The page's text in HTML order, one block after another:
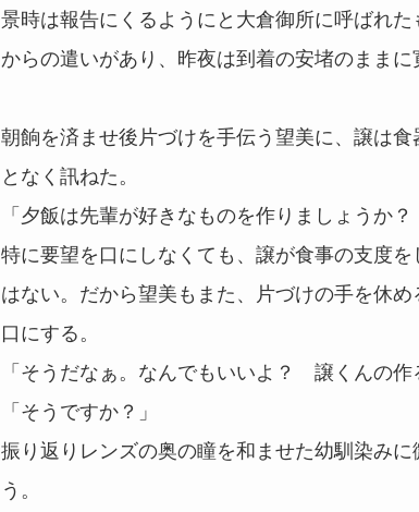
景時は報告にくるようにと大倉御所に呼ばれ
からの遣いがあり、昨夜は到着の安堵のままに
朝餉を済ませ後片づけを手伝う望美に、譲は
となく訊ねた。
「夕飯は先輩が好きなものを作りましょうか
特に要望を口にしなくても、譲が食事の支度
はない。だから望美もまた、片づけの手を休
口にする。
「そうだなぁ。なんでもいいよ？ 譲くんの作
「そうですか？」
振り返りレンズの奥の瞳を和ませた幼馴染み
う。